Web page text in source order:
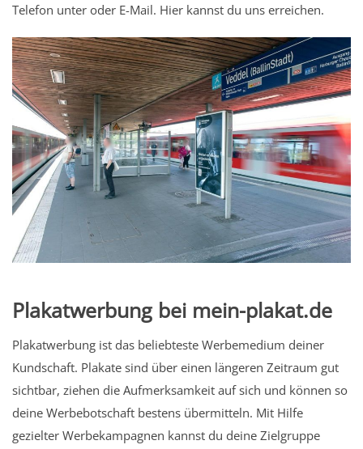
Telefon unter oder E-Mail. Hier kannst du uns erreichen.
Plakatwerbung bei mein-plakat.de
Plakatwerbung ist das beliebteste Werbemedium deiner
Kundschaft. Plakate sind über einen längeren Zeitraum gut
sichtbar, ziehen die Aufmerksamkeit auf sich und können so
deine Werbebotschaft bestens übermitteln. Mit Hilfe
gezielter Werbekampagnen kannst du deine Zielgruppe